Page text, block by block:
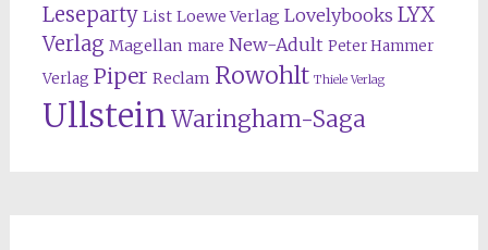
Leseparty List Loewe Verlag Lovelybooks LYX
Verlag Magellan mare New-Adult Peter Hammer
Verlag Piper Reclam Rowohlt Thiele Verlag
UllsteinWaringham-Saga